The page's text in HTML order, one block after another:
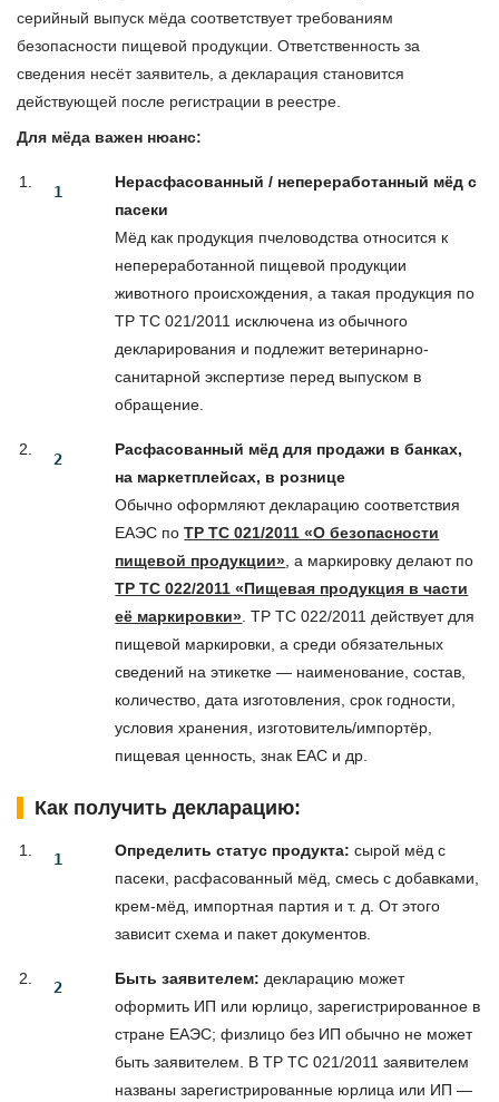
серийный выпуск мёда соответствует требованиям
безопасности пищевой продукции. Ответственность за
сведения несёт заявитель, а декларация становится
действующей после регистрации в реестре.
Для мёда важен нюанс:
Нерасфасованный / непереработанный мёд с
пасеки
Мёд как продукция пчеловодства относится к
непереработанной пищевой продукции
животного происхождения, а такая продукция по
ТР ТС 021/2011 исключена из обычного
декларирования и подлежит ветеринарно-
санитарной экспертизе перед выпуском в
обращение.
Расфасованный мёд для продажи в банках,
на маркетплейсах, в рознице
Обычно оформляют декларацию соответствия
ЕАЭС поТР ТС 021/2011 «О безопасности
пищевой продукции», а маркировку делают по
ТР ТС 022/2011 «Пищевая продукция в части
её маркировки». ТР ТС 022/2011 действует для
пищевой маркировки, а среди обязательных
сведений на этикетке — наименование, состав,
количество, дата изготовления, срок годности,
условия хранения, изготовитель/импортёр,
пищевая ценность, знак ЕАС и др.
Как получить декларацию:
Определить статус продукта: сырой мёд с
пасеки, расфасованный мёд, смесь с добавками,
крем-мёд, импортная партия и т. д. От этого
зависит схема и пакет документов.
Быть заявителем: декларацию может
оформить ИП или юрлицо, зарегистрированное в
стране ЕАЭС; физлицо без ИП обычно не может
быть заявителем. В ТР ТС 021/2011 заявителем
названы зарегистрированные юрлица или ИП —